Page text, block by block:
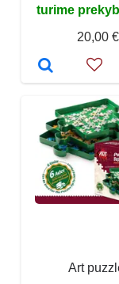
turime
20,00 €
Art